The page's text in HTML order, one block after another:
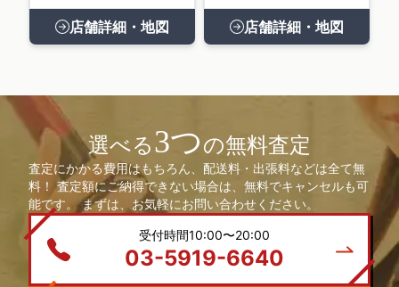
店舗詳細・地図 店舗詳細・地図
選べる3つの無料査定
査定にかかる費用はもちろん、配送料・出張料などは全て無
料！ 査定額にご納得できない場合は、無料でキャンセルも可
能です。 まずは、お気軽にお問い合わせください。
受付時間10:00〜20:00
03-5919-6640